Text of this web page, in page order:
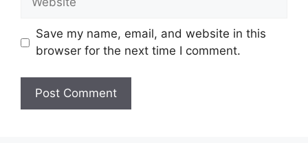
Save my name, email, and website in this
browser for the next time I comment.